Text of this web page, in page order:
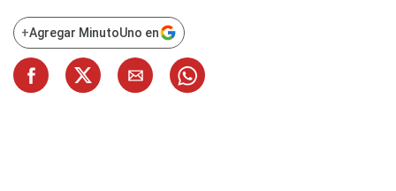
+Agregar MinutoUno en